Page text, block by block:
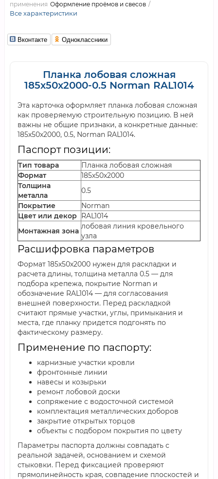
применения Оформление проёмов и свесов
Все характеристики
Вконтакте Одноклассники
Планка лобовая сложная
185х50х2000-0.5 Norman RAL1014
Эта карточка оформляет планка лобовая сложная
как проверяемую строительную позицию. В ней
важны не общие признаки, а конкретные данные:
185х50х2000, 0.5, Norman RAL1014.
Паспорт позиции:
Тип товара
Планка лобовая сложная
Формат
185х50х2000
Толщина
металла
0.5
Покрытие
Norman
Цвет или декор
RAL1014
Монтажная зона
лобовая линия кровельного
узла
Расшифровка параметров
Формат 185х50х2000 нужен для раскладки и
расчета длины, толщина металла 0.5 — для
подбора крепежа, покрытие Norman и
обозначение RAL1014 — для согласования
внешней поверхности. Перед раскладкой
считают прямые участки, углы, примыкания и
места, где планку придется подгонять по
фактическому размеру.
Применение по паспорту:
карнизные участки кровли
фронтонные линии
навесы и козырьки
ремонт лобовой доски
сопряжение с водосточной системой
комплектация металлических доборов
закрытие открытых торцов
объекты с подбором покрытия по цвету
Параметры паспорта должны совпадать с
реальной задачей, основанием и схемой
стыковки. Перед фиксацией проверяют
прямолинейность края, совпадение плоскостей и